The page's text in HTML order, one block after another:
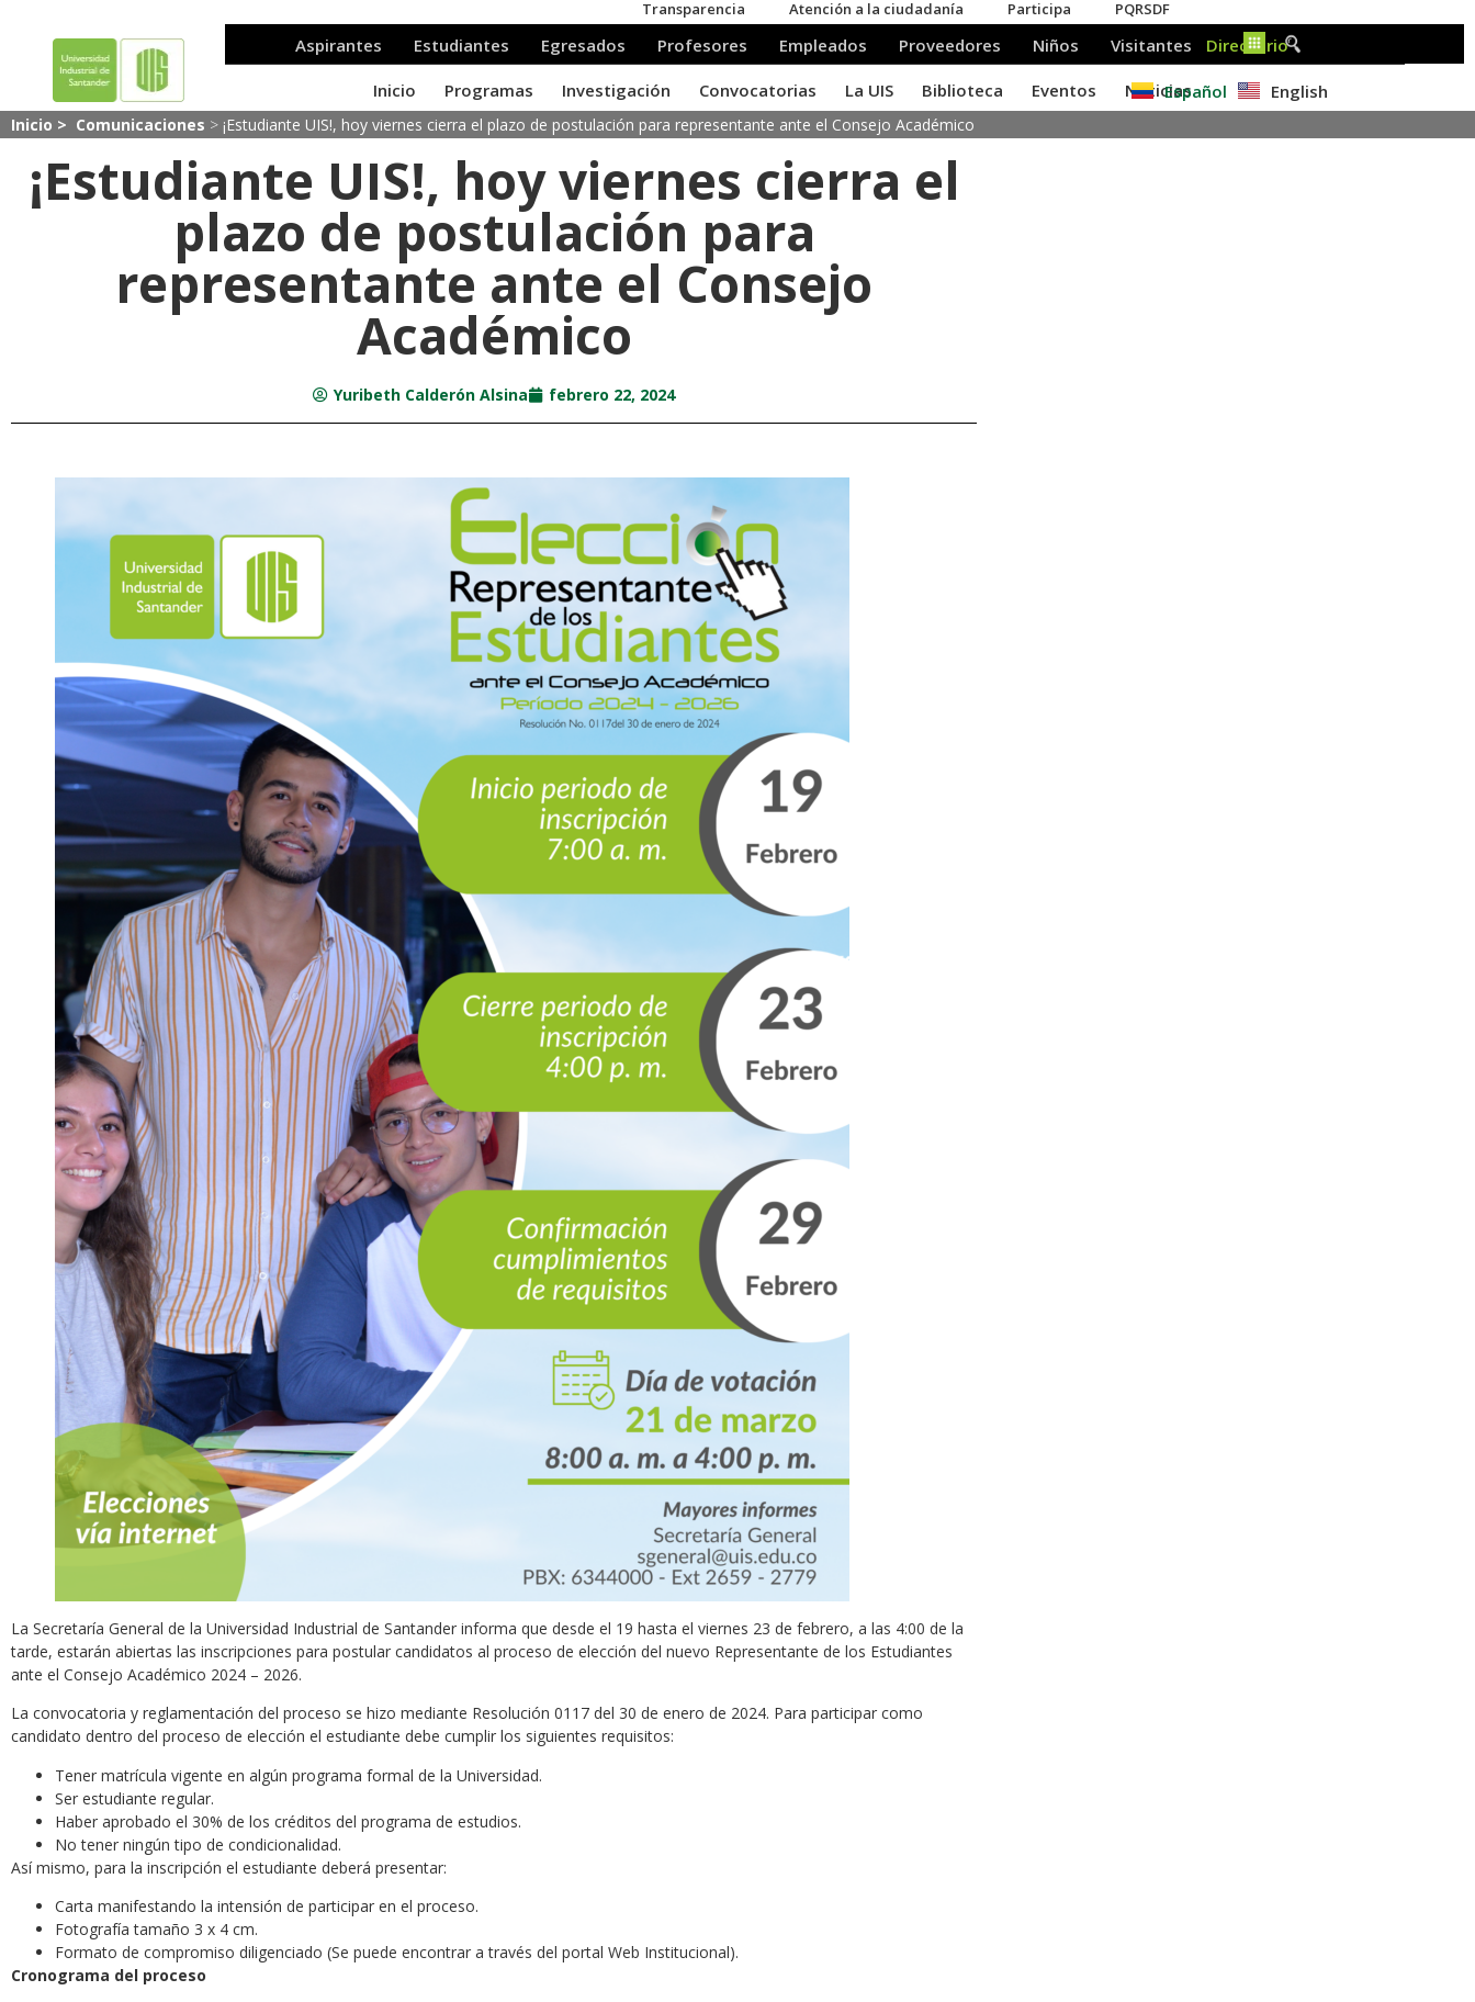
Español English
Inicio > Comunicaciones > ¡Estudiante UIS!, hoy viernes cierra el plazo de postulación para representante ante el Consejo Académico
¡Estudiante UIS!, hoy viernes cierra el
plazo de postulación para
representante ante el Consejo
Académico
Yuribeth Calderón Alsina febrero 22, 2024
La Secretaría General de la Universidad Industrial de Santander informa que desde el 19 hasta el viernes 23 de febrero, a las 4:00 de la
tarde, estarán abiertas las inscripciones para postular candidatos al proceso de elección del nuevo Representante de los Estudiantes
ante el Consejo Académico 2024 – 2026.
La convocatoria y reglamentación del proceso se hizo mediante Resolución 0117 del 30 de enero de 2024. Para participar como
candidato dentro del proceso de elección el estudiante debe cumplir los siguientes requisitos:
Tener matrícula vigente en algún programa formal de la Universidad.
Ser estudiante regular.
Haber aprobado el 30% de los créditos del programa de estudios.
No tener ningún tipo de condicionalidad.
Así mismo, para la inscripción el estudiante deberá presentar:
Carta manifestando la intensión de participar en el proceso.
Fotografía tamaño 3 x 4 cm.
Formato de compromiso diligenciado (Se puede encontrar a través del portal Web Institucional).
Cronograma del proceso